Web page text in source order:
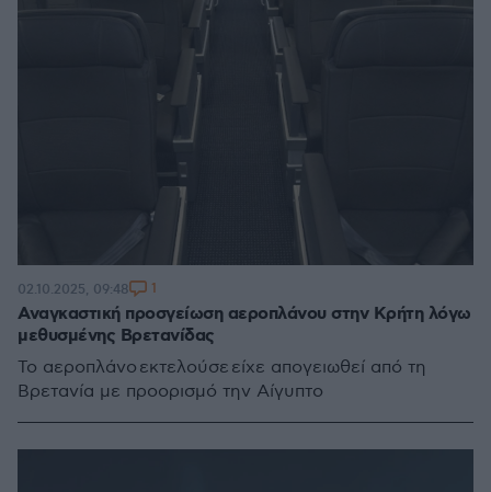
Αναγκαστική προσγείωση αεροπλάνου στην Κρήτη λόγω
μεθυσμένης Βρετανίδας
Το αεροπλάνο εκτελούσε είχε απογειωθεί από τη
Βρετανία με προορισμό την Αίγυπτο
02.10.2025, 09:48 1